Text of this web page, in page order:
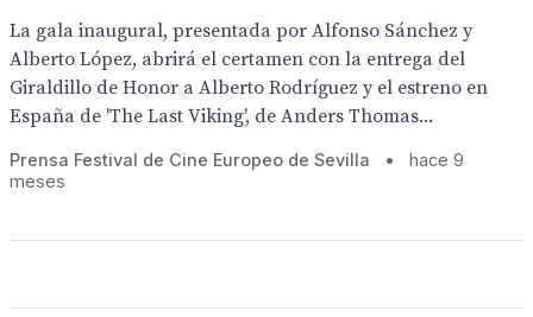
La gala inaugural, presentada por Alfonso Sánchez y
Alberto López, abrirá el certamen con la entrega del
Giraldillo de Honor a Alberto Rodríguez y el estreno en
España de 'The Last Viking', de Anders Thomas...
Prensa Festival de Cine Europeo de Sevilla •
hace 9
meses